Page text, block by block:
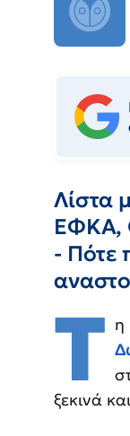
Λίστα
ΕΦΚΑ,
- Πότε
Τ η
ξεκινά